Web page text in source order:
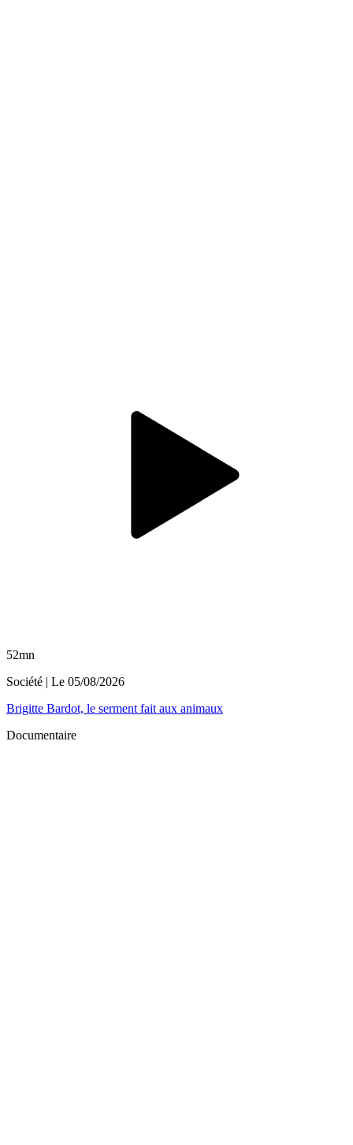
52mn
Société | Le 05/08/2026
Brigitte Bardot, le serment fait aux animaux
Documentaire